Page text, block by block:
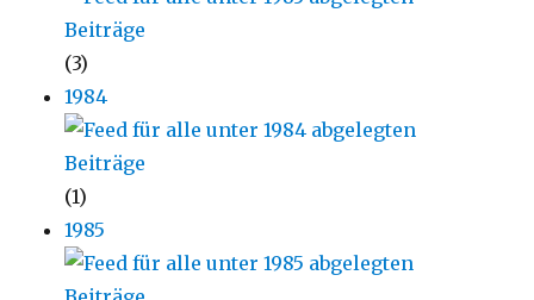
(3)
1984
(1)
1985